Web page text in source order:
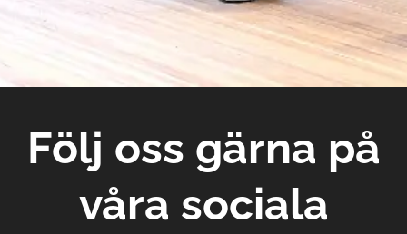
Följ oss gärna på
våra sociala